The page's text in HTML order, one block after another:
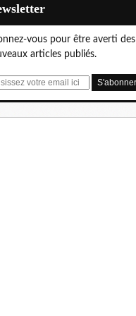
vous pour être averti des
articles publiés.